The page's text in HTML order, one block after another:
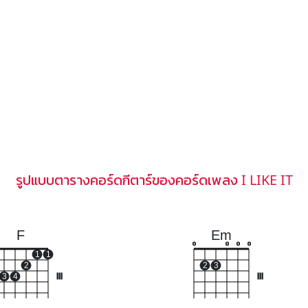
รูปแบบตารางคอร์ดกีตาร์ของคอร์ดเพลง I LIKE IT
F
3 4
2
1 1
Em
o
2 3
o o o